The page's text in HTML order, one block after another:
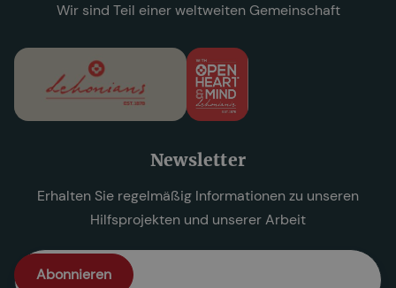
Wir sind Teil einer weltweiten Gemeinschaft
Newsletter
Erhalten Sie regelmäßig Informationen zu unseren
Hilfsprojekten und unserer Arbeit